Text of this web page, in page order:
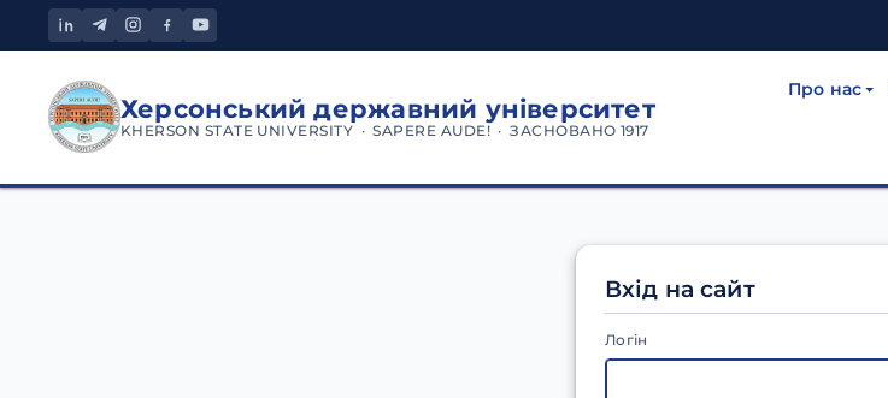
Херсонський державний університет
KHERSON STATE UNIVERSITY · SAPERE AUDE! · ЗАСНОВАНО 1917
Про нас
Вхід на сайт
Логін